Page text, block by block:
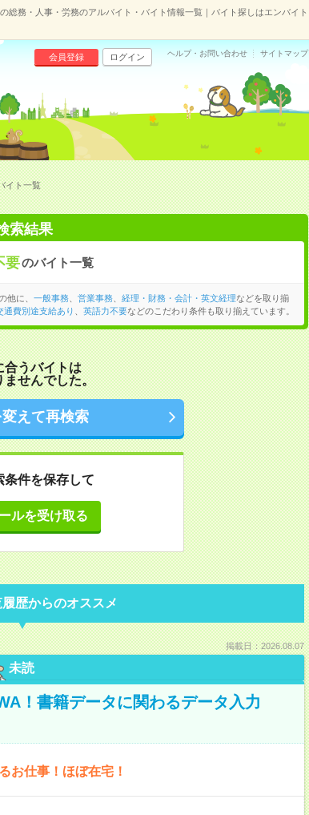
総務・人事・労務のアルバイト・バイト情報一覧｜バイト探しはエンバイト
会員登録 ログイン ヘルプ・お問い合わせ サイトマップ
イト一覧
索結果
要のバイト一覧
他に、 一般事務、 営業事務、 経理・財務・会計・英文経理などを取り揃
通費別途支給あり 英語力不要などのこだわり条件も取り揃えています。
合うバイトは
ませんでした。
えて再検索
条件を保存して
ルを受け取る
歴からのオススメ
掲載日：2026.08.07
未読
！書籍データに関わるデータ入力
お仕事！ほぼ在宅！